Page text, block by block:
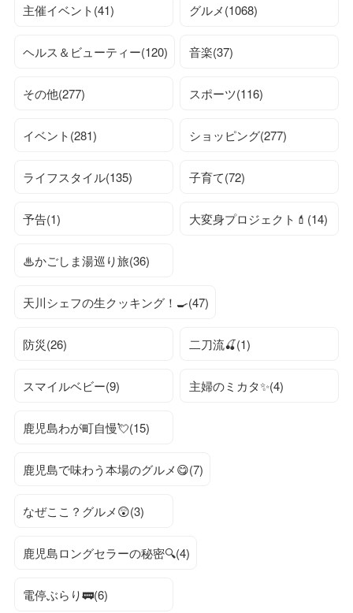
主催イベント(41) グルメ(1068)
ヘルス＆ビューティー(120) 音楽(37)
その他(277) スポーツ(116)
イベント(281) ショッピング(277)
ライフスタイル(135) 子育て(72)
予告(1) 大変身プロジェクト💄(14)
♨かごしま湯巡り旅(36)
天川シェフの生クッキング！🍳(47)
防災(26) 二刀流🍒(1)
スマイルベビー(9) 主婦のミカタ✨(4)
鹿児島わが町自慢💘(15)
鹿児島で味わう本場のグルメ😋(7)
なぜここ？グルメ😲(3)
鹿児島ロングセラーの秘密🔍(4)
電停ぶらり🚃(6)